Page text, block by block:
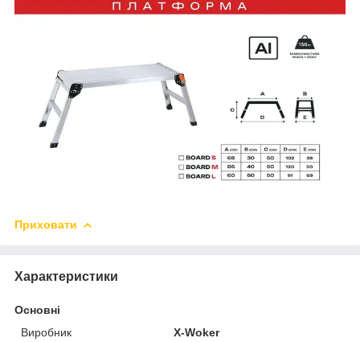
Приховати
Характеристики
Основні
Виробник
X-Woker